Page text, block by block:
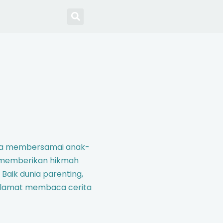
membersamai anak-
hikmah
dunia parenting,
membaca cerita